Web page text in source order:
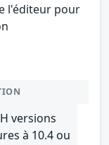
l'éditeur pour
versions
à 10.4 ou